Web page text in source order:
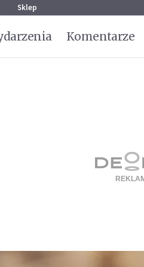
Sklep
Komentarze